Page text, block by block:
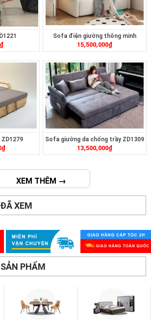
₫
Sofa điện giường thông minh
ZD399
15,500,000₫
₫
Sofa giường da chống trầy ZD1309
13,500,000₫
XEM THÊM →
XEM
PHẨM